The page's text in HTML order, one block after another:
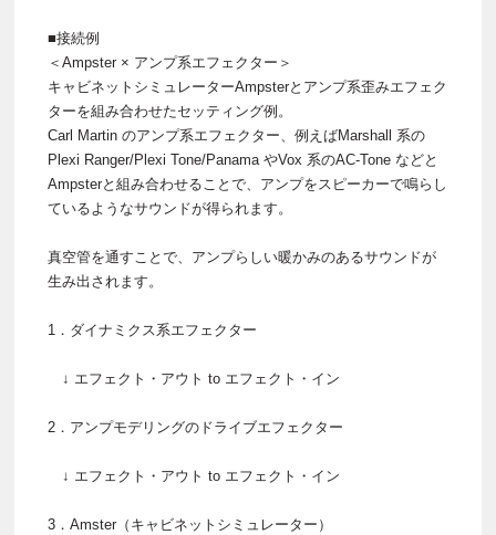
■接続例
＜Ampster × アンプ系エフェクター＞
キャビネットシミュレーターAmpsterとアンプ系歪みエフェク
ターを組み合わせたセッティング例。
Carl Martin のアンプ系エフェクター、例えばMarshall 系の
Plexi Ranger/Plexi Tone/Panama やVox 系のAC-Tone などと
Ampsterと組み合わせることで、アンプをスピーカーで鳴らし
ているようなサウンドが得られます。
真空管を通すことで、アンプらしい暖かみのあるサウンドが
生み出されます。
1．ダイナミクス系エフェクター
↓ エフェクト・アウト to エフェクト・イン
2．アンプモデリングのドライブエフェクター
↓ エフェクト・アウト to エフェクト・イン
3．Amster（キャビネットシミュレーター）